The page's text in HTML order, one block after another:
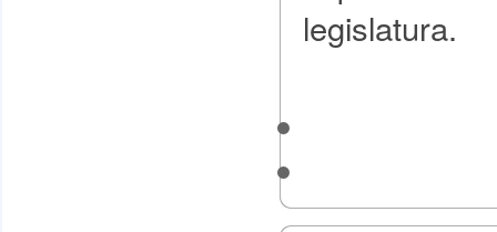
legislatura.